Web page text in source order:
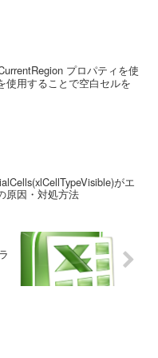
プロパティを使
使用することで空白セルを
がエ
原因・対処方法